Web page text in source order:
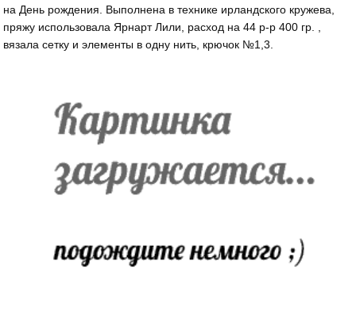
на День рождения. Выполнена в технике ирландского кружева,
пряжу использовала Ярнарт Лили, расход на 44 р-р 400 гр. ,
вязала сетку и элементы в одну нить, крючок №1,3.